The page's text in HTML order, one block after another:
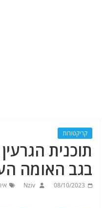
קריקטורות
תוכנית
בגב האומה
08/10/2023
Nziv